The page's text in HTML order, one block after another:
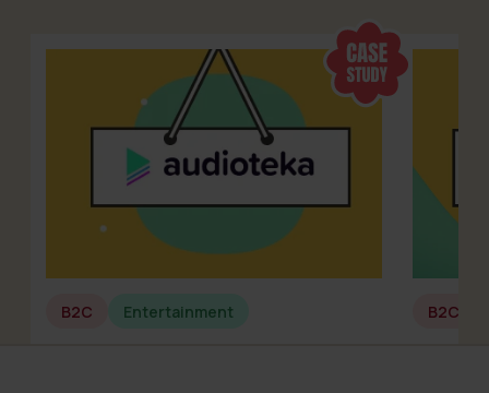
B2C Entertainment B2C